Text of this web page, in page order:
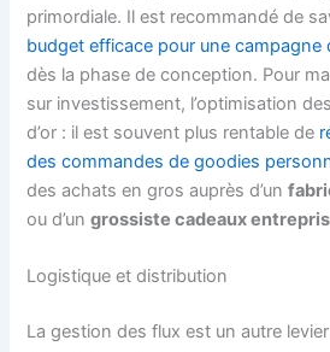
primordiale. Il est recommandé de
budget efficace pour une campagne
dès la phase de conception. Pour
sur investissement, l’optimisation
d’or : il est souvent plus rentable de
des commandes de goodies
des achats en gros auprès d’un
ou d’ungrossiste cadeaux
Logistique et distribution
La gestion des flux est un autre